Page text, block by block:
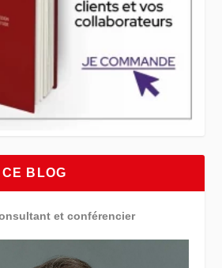
CE BLOG
et conférencier